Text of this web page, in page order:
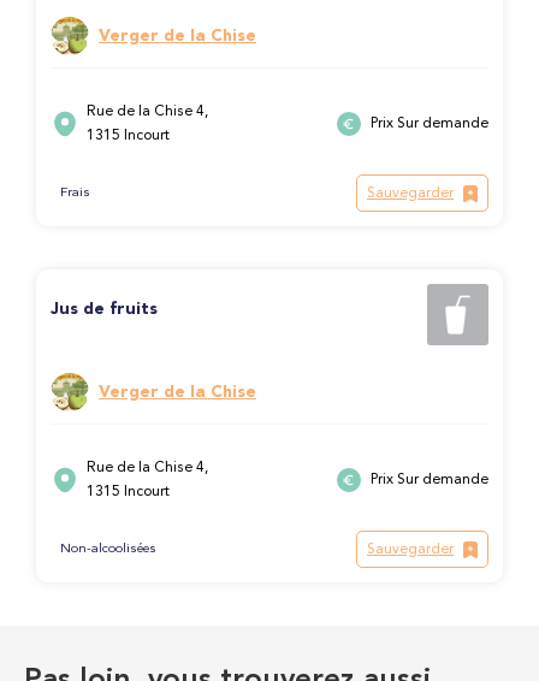
Verger de la Chise
Rue de la Chise 4,
1315 Incourt
Prix Sur demande
Frais Sauvegarder
Jus de fruits
Verger de la Chise
Rue de la Chise 4,
1315 Incourt
Prix Sur demande
Non-alcoolisées Sauvegarder